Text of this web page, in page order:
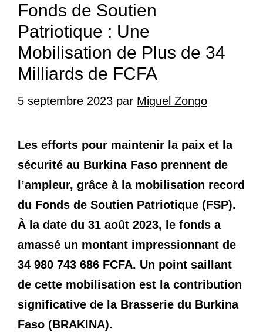
Fonds de Soutien
Patriotique : Une
Mobilisation de Plus de 34
Milliards de FCFA
5 septembre 2023 par Miguel Zongo
Les efforts pour maintenir la paix et la
sécurité au Burkina Faso prennent de
l’ampleur, grâce à la mobilisation record
du Fonds de Soutien Patriotique (FSP).
À la date du 31 août 2023, le fonds a
amassé un montant impressionnant de
34 980 743 686 FCFA. Un point saillant
de cette mobilisation est la contribution
significative de la Brasserie du Burkina
Faso (BRAKINA).